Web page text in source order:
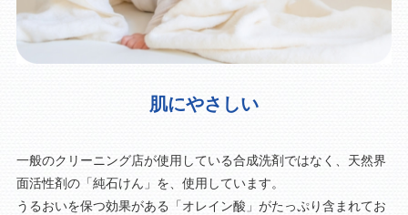
肌にやさしい
一般のクリーニング店が使用している合成洗剤ではなく、天然界
面活性剤の「純石けん」を、使用しています。
うるおいを保つ効果がある「オレイン酸」がたっぷり含まれてお